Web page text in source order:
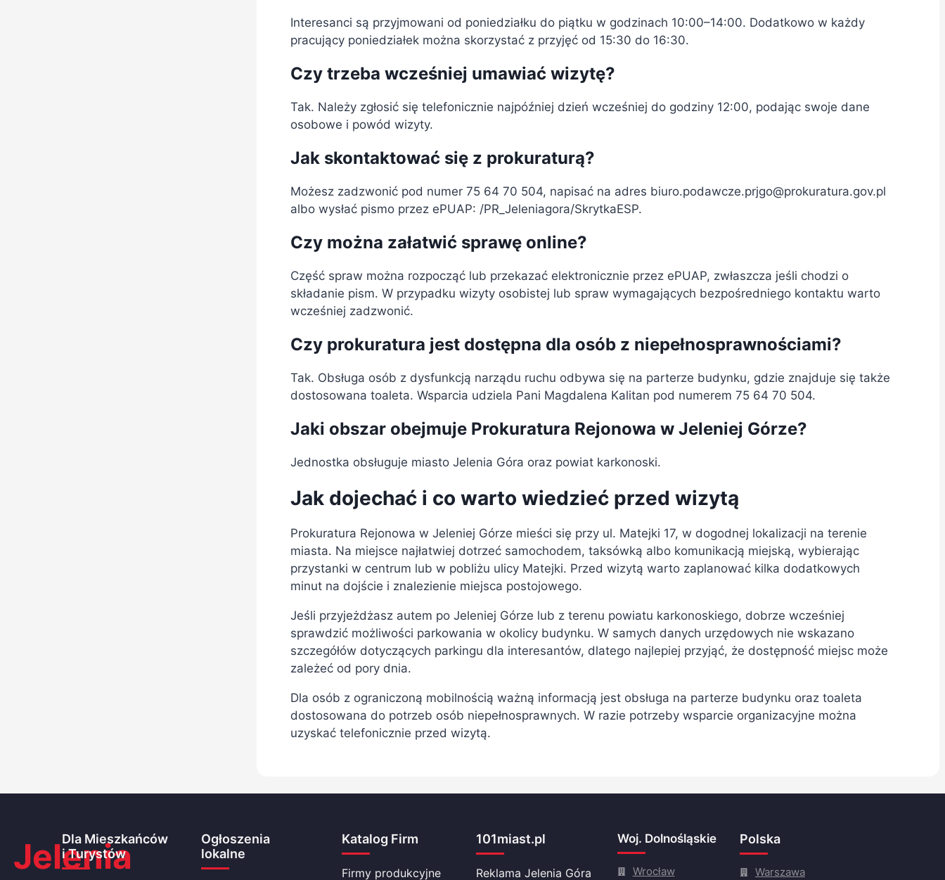
Interesanci są przyjmowani od poniedziałku do piątku w godzinach 10:00–14:00. Dodatkowo w każdy
pracujący poniedziałek można skorzystać z przyjęć od 15:30 do 16:30.
Czy trzeba wcześniej umawiać wizytę?
Tak. Należy zgłosić się telefonicznie najpóźniej dzień wcześniej do godziny 12:00, podając swoje dane
osobowe i powód wizyty.
Jak skontaktować się z prokuraturą?
Możesz zadzwonić pod numer 75 64 70 504, napisać na adres biuro.podawcze.prjgo@prokuratura.gov.pl
albo wysłać pismo przez ePUAP: /PR_Jeleniagora/SkrytkaESP.
Czy można załatwić sprawę online?
Część spraw można rozpocząć lub przekazać elektronicznie przez ePUAP, zwłaszcza jeśli chodzi o
składanie pism. W przypadku wizyty osobistej lub spraw wymagających bezpośredniego kontaktu warto
wcześniej zadzwonić.
Czy prokuratura jest dostępna dla osób z niepełnosprawnościami?
Tak. Obsługa osób z dysfunkcją narządu ruchu odbywa się na parterze budynku, gdzie znajduje się także
dostosowana toaleta. Wsparcia udziela Pani Magdalena Kalitan pod numerem 75 64 70 504.
Jaki obszar obejmuje Prokuratura Rejonowa w Jeleniej Górze?
Jednostka obsługuje miasto Jelenia Góra oraz powiat karkonoski.
Jak dojechać i co warto wiedzieć przed wizytą
Prokuratura Rejonowa w Jeleniej Górze mieści się przy ul. Matejki 17, w dogodnej lokalizacji na terenie
miasta. Na miejsce najłatwiej dotrzeć samochodem, taksówką albo komunikacją miejską, wybierając
przystanki w centrum lub w pobliżu ulicy Matejki. Przed wizytą warto zaplanować kilka dodatkowych
minut na dojście i znalezienie miejsca postojowego.
Jeśli przyjeżdżasz autem po Jeleniej Górze lub z terenu powiatu karkonoskiego, dobrze wcześniej
sprawdzić możliwości parkowania w okolicy budynku. W samych danych urzędowych nie wskazano
szczegółów dotyczących parkingu dla interesantów, dlatego najlepiej przyjąć, że dostępność miejsc może
zależeć od pory dnia.
Dla osób z ograniczoną mobilnością ważną informacją jest obsługa na parterze budynku oraz toaleta
dostosowana do potrzeb osób niepełnosprawnych. W razie potrzeby wsparcie organizacyjne można
uzyskać telefonicznie przed wizytą.
Jelenia
Dla Mieszkańców
i Turystów
Ogłoszenia
lokalne
Katalog Firm
Firmy produkcyjne
101miast.pl
Reklama Jelenia Góra
Woj. Dolnośląskie
Wrocław
Polska
Warszawa